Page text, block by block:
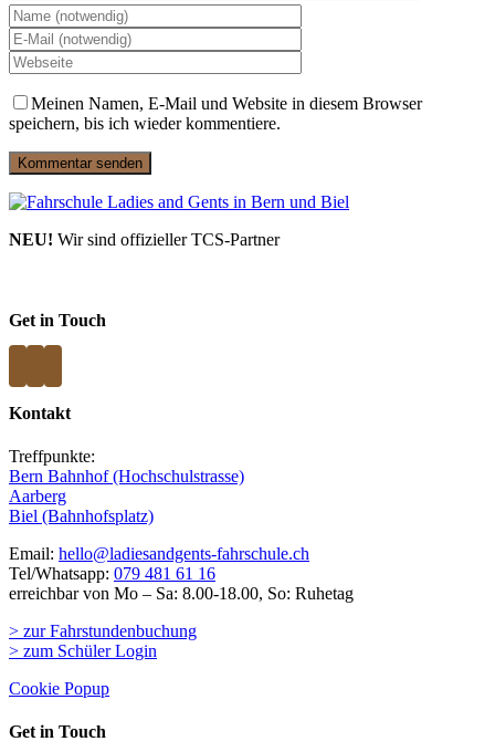
Meinen Namen, E-Mail und Website in diesem Browser
speichern, bis ich wieder kommentiere.
NEU! Wir sind offizieller TCS-Partner
Get in Touch
Kontakt
Treffpunkte:
Bern Bahnhof (Hochschulstrasse)
Aarberg
Biel (Bahnhofsplatz)
Email: hello@ladiesandgents-fahrschule.ch
Tel/Whatsapp: 079 481 61 16
erreichbar von Mo – Sa: 8.00-18.00, So: Ruhetag
> zur Fahrstundenbuchung
> zum Schüler Login
Cookie Popup
Get in Touch